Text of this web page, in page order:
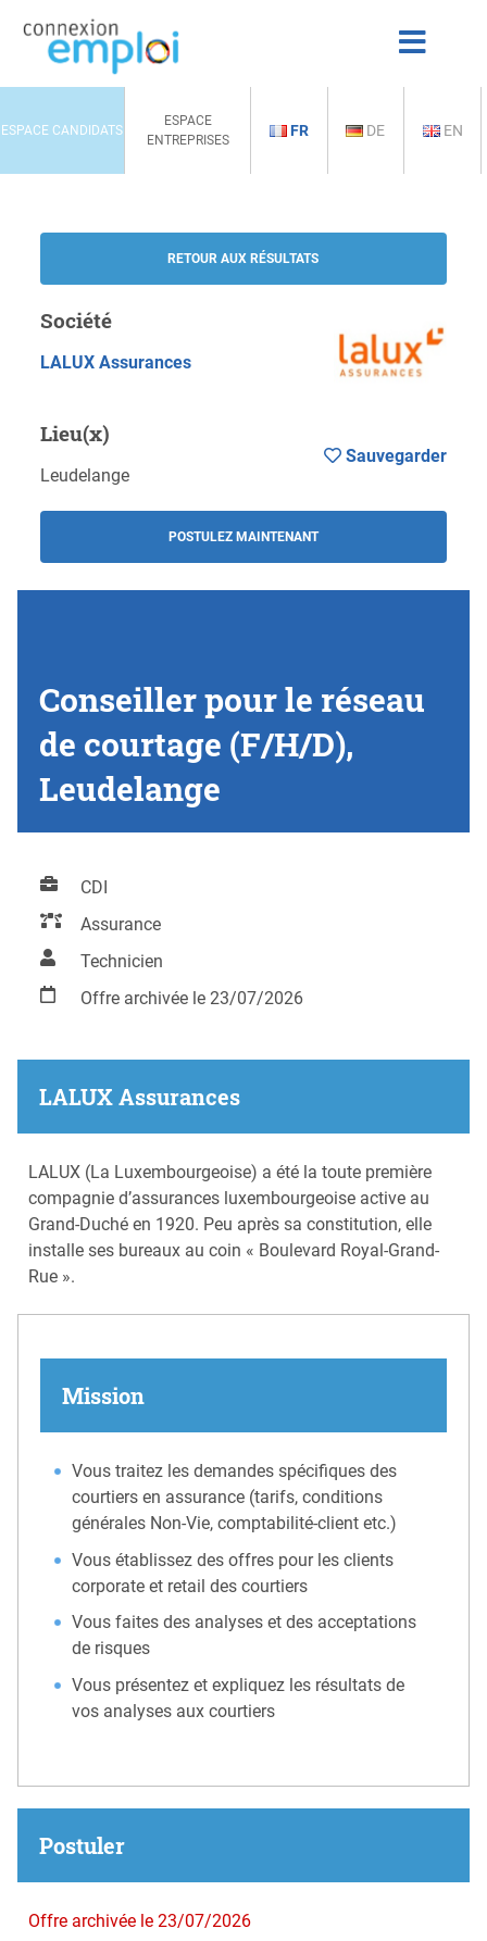
ESPACE CANDIDATS
ESPACE
ENTREPRISES
FR DE EN
RETOUR AUX RÉSULTATS
Société
LALUX Assurances
Lieu(x)
Leudelange
POSTULEZ MAINTENANT
Sauvegarder
Conseiller pour le réseau
de courtage (F/H/D),
Leudelange
CDI
Assurance
Technicien
Offre archivée le 23/07/2026
LALUX Assurances
LALUX (La Luxembourgeoise) a été la toute première
compagnie d’assurances luxembourgeoise active au
Grand-Duché en 1920. Peu après sa constitution, elle
installe ses bureaux au coin « Boulevard Royal-Grand-
Rue ».
Mission
Vous traitez les demandes spécifiques des
courtiers en assurance (tarifs, conditions
générales Non-Vie, comptabilité-client etc.)
Vous établissez des offres pour les clients
corporate et retail des courtiers
Vous faites des analyses et des acceptations
de risques
Vous présentez et expliquez les résultats de
vos analyses aux courtiers
Postuler
Offre archivée le 23/07/2026